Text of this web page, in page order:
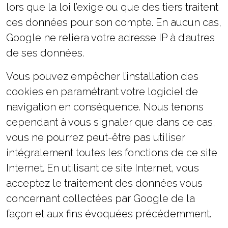
lors que la loi l’exige ou que des tiers traitent
ces données pour son compte. En aucun cas,
Google ne reliera votre adresse IP à d’autres
de ses données.
Vous pouvez empêcher l’installation des
cookies en paramétrant votre logiciel de
navigation en conséquence. Nous tenons
cependant à vous signaler que dans ce cas,
vous ne pourrez peut-être pas utiliser
intégralement toutes les fonctions de ce site
Internet. En utilisant ce site Internet, vous
acceptez le traitement des données vous
concernant collectées par Google de la
façon et aux fins évoquées précédemment.